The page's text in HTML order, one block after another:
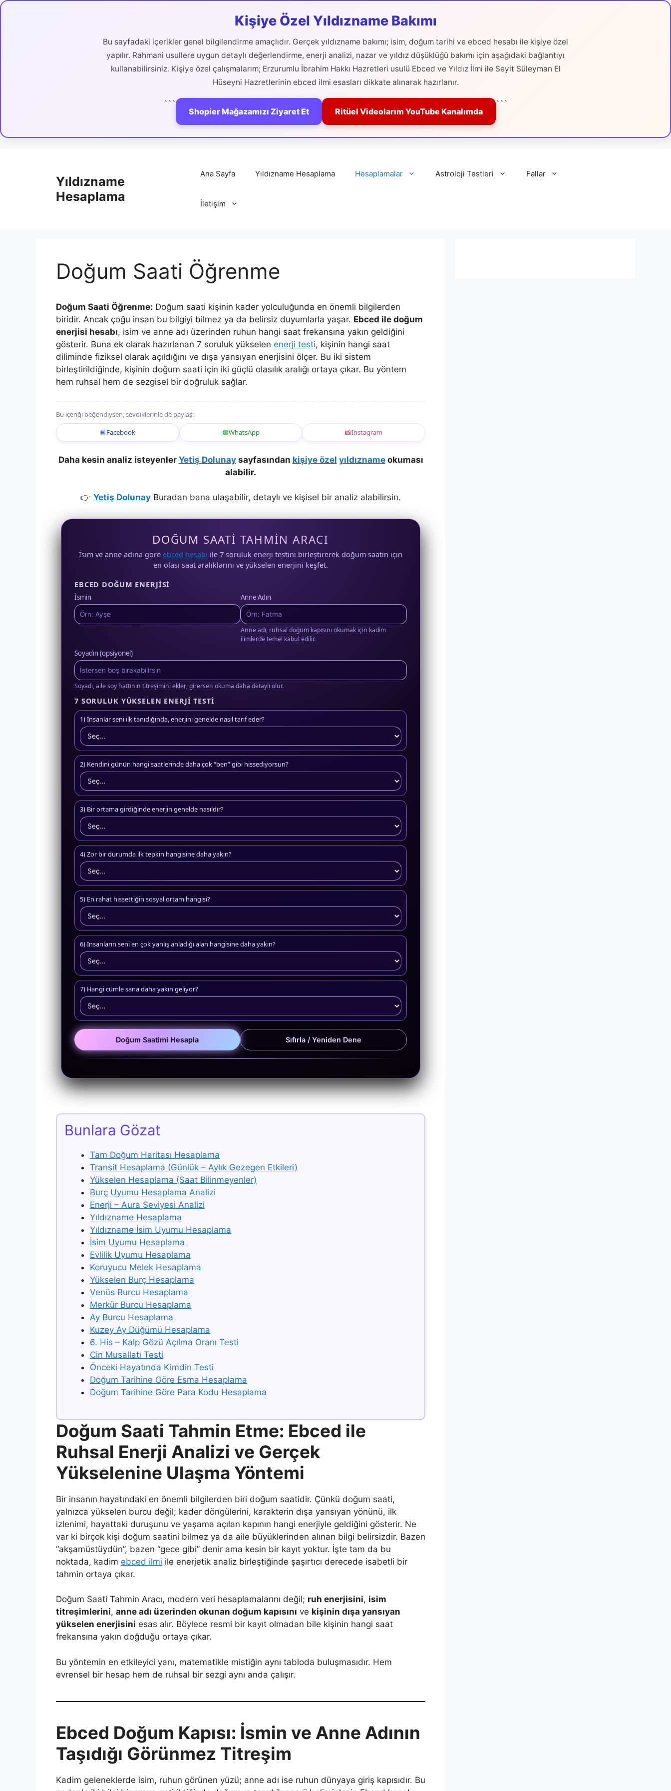
Kişiye Özel Yıldızname Bakımı
Bu sayfadaki içerikler genel bilgilendirme amaçlıdır. Gerçek yıldızname bakımı; isim, doğum tarihi ve ebced hesabı ile kişiye özel
yapılır. Rahmani usullere uygun detaylı değerlendirme, enerji analizi, nazar ve yıldız düşüklüğü bakımı için aşağıdaki bağlantıyı
kullanabilirsiniz. Kişiye özel çalışmalarım; Erzurumlu İbrahim Hakkı Hazretleri usulü Ebced ve Yıldız İlmi ile Seyit Süleyman El
Hüseyni Hazretlerinin ebced ilmi esasları dikkate alınarak hazırlanır.
```
Shopier Mağazamızı Ziyaret Et Ritüel Videolarım YouTube Kanalımda
```
Yıldızname
Hesaplama
Ana Sayfa Yıldızname Hesaplama Hesaplamalar Astroloji Testleri Fallar
İletişim
Doğum Saati Öğrenme
Doğum Saati Öğrenme: Doğum saati kişinin kader yolculuğunda en önemli bilgilerden
biridir. Ancak çoğu insan bu bilgiyi bilmez ya da belirsiz duyumlarla yaşar. Ebced ile doğum
enerjisi hesabı, isim ve anne adı üzerinden ruhun hangi saat frekansına yakın geldiğini
gösterir. Buna ek olarak hazırlanan 7 soruluk yükselen enerji testi, kişinin hangi saat
diliminde fiziksel olarak açıldığını ve dışa yansıyan enerjisini ölçer. Bu iki sistem
birleştirildiğinde, kişinin doğum saati için iki güçlü olasılık aralığı ortaya çıkar. Bu yöntem
hem ruhsal hem de sezgisel bir doğruluk sağlar.
Bu içeriği beğendiysen, sevdiklerinle de paylaş:
📘Facebook 🟢WhatsApp 📸Instagram
Daha kesin analiz isteyenler Yetiş Dolunaysayfasından kişiye özel yıldıznameokuması
alabilir.
👉 Yetiş Dolunay Buradan bana ulaşabilir, detaylı ve kişisel bir analiz alabilirsin.
DOĞUM SAATI TAHMIN ARACI
İsim ve anne adına göre ebced hesabı ile 7 soruluk enerji testini birleştirerek doğum saatin için
en olası saat aralıklarını ve yükselen enerjini keşfet.
EBCED DOĞUM ENERJISI
İsmin Anne Adın
Anne adı, ruhsal doğum kapısını okumak için kadim
ilimlerde temel kabul edilir.
Soyadın (opsiyonel)
Soyadı, aile soy hattının titreşimini ekler; girersen okuma daha detaylı olur.
7 SORULUK YÜKSELEN ENERJI TESTI
1) İnsanlar seni ilk tanıdığında, enerjini genelde nasıl tarif eder?
2) Kendini günün hangi saatlerinde daha çok “ben” gibi hissediyorsun?
3) Bir ortama girdiğinde enerjin genelde nasıldır?
4) Zor bir durumda ilk tepkin hangisine daha yakın?
5) En rahat hissettiğin sosyal ortam hangisi?
6) İnsanların seni en çok yanlış anladığı alan hangisine daha yakın?
7) Hangi cümle sana daha yakın geliyor?
Doğum Saatimi Hesapla Sıfırla / Yeniden Dene
Bunlara Gözat
Tam Doğum Haritası Hesaplama
Transit Hesaplama (Günlük – Aylık Gezegen Etkileri)
Yükselen Hesaplama (Saat Bilinmeyenler)
Burç Uyumu Hesaplama Analizi
Enerji – Aura Seviyesi Analizi
Yıldızname Hesaplama
Yıldızname İsim Uyumu Hesaplama
İsim Uyumu Hesaplama
Evlilik Uyumu Hesaplama
Koruyucu Melek Hesaplama
Yükselen Burç Hesaplama
Venüs Burcu Hesaplama
Merkür Burcu Hesaplama
Ay Burcu Hesaplama
Kuzey Ay Düğümü Hesaplama
6. His – Kalp Gözü Açılma Oranı Testi
Cin Musallatı Testi
Önceki Hayatında Kimdin Testi
Doğum Tarihine Göre Esma Hesaplama
Doğum Tarihine Göre Para Kodu Hesaplama
Doğum Saati Tahmin Etme: Ebced ile
Ruhsal Enerji Analizi ve Gerçek
Yükselenine Ulaşma Yöntemi
Bir insanın hayatındaki en önemli bilgilerden biri doğum saatidir. Çünkü doğum saati,
yalnızca yükselen burcu değil; kader döngülerini, karakterin dışa yansıyan yönünü, ilk
izlenimi, hayattaki duruşunu ve yaşama açılan kapının hangi enerjiyle geldiğini gösterir. Ne
var ki birçok kişi doğum saatini bilmez ya da aile büyüklerinden alınan bilgi belirsizdir. Bazen
“akşamüstüydün”, bazen “gece gibi” denir ama kesin bir kayıt yoktur. İşte tam da bu
noktada, kadim ebced ilmi ile enerjetik analiz birleştiğinde şaşırtıcı derecede isabetli bir
tahmin ortaya çıkar.
Doğum Saati Tahmin Aracı, modern veri hesaplamalarını değil; ruh enerjisini, isim
titreşimlerini, anne adı üzerinden okunan doğum kapısını ve kişinin dışa yansıyan
yükselen enerjisini esas alır. Böylece resmi bir kayıt olmadan bile kişinin hangi saat
frekansına yakın doğduğu ortaya çıkar.
Bu yöntemin en etkileyici yanı, matematikle mistiğin aynı tabloda buluşmasıdır. Hem
evrensel bir hesap hem de ruhsal bir sezgi aynı anda çalışır.
Ebced Doğum Kapısı: İsmin ve Anne Adının
Taşıdığı Görünmez Titreşim
Kadim geleneklerde isim, ruhun görünen yüzü; anne adı ise ruhun dünyaya giriş kapısıdır. Bu